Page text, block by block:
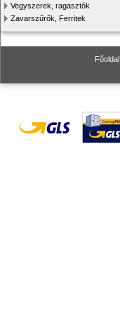
Vegyszerek, ragasztók
Zavarszűrők, Ferritek
Főoldal